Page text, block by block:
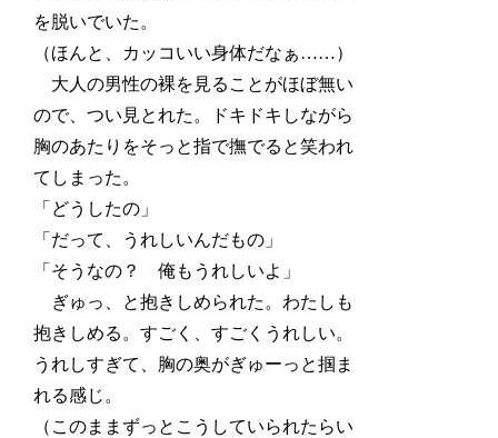
を脱いでいた。
（ほんと、カッコいい身体だなぁ……）
大人の男性の裸を見ることがほぼ無い
ので、つい見とれた。ドキドキしながら
胸のあたりをそっと指で撫でると笑われ
てしまった。
「どうしたの」
「だって、うれしいんだもの」
「そうなの？ 俺もうれしいよ」
ぎゅっ、と抱きしめられた。わたしも
抱きしめる。すごく、すごくうれしい。
うれしすぎて、胸の奥がぎゅーっと掴ま
れる感じ。
（このままずっとこうしていられたらい